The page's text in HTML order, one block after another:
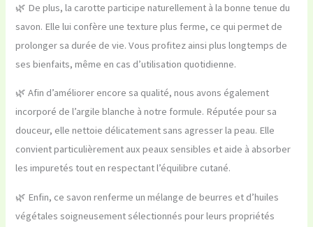
🌿 De plus, la carotte participe naturellement à la bonne tenue du
savon. Elle lui confère une texture plus ferme, ce qui permet de
prolonger sa durée de vie. Vous profitez ainsi plus longtemps de
ses bienfaits, même en cas d’utilisation quotidienne.
🌿 Afin d’améliorer encore sa qualité, nous avons également
incorporé de l’argile blanche à notre formule. Réputée pour sa
douceur, elle nettoie délicatement sans agresser la peau. Elle
convient particulièrement aux peaux sensibles et aide à absorber
les impuretés tout en respectant l’équilibre cutané.
🌿 Enfin, ce savon renferme un mélange de beurres et d’huiles
végétales soigneusement sélectionnés pour leurs propriétés